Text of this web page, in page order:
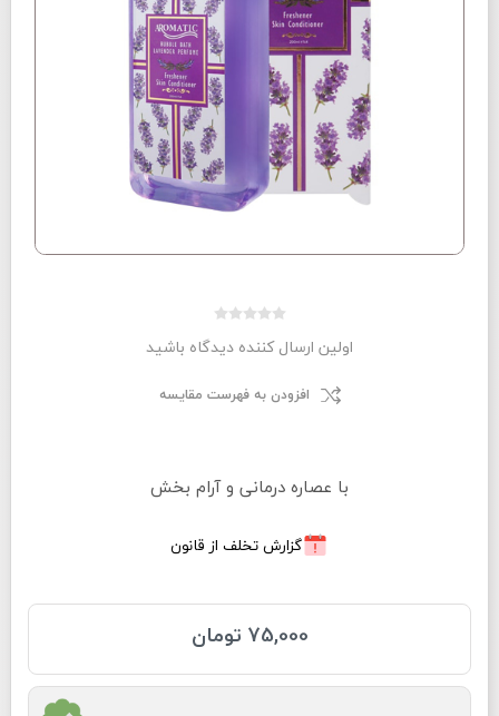
اولین ارسال کننده دیدگاه باشید
افزودن به فهرست مقایسه
با عصاره درمانی و آرام بخش
گزارش تخلف از قانون
75,000 تومان